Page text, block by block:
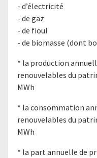
- d’électricité
- de gaz
- de fioul
- de biomasse (dont
* la production
renouvelables du
MWh
* la consommation
renouvelables du
MWh
* la part annuelle de